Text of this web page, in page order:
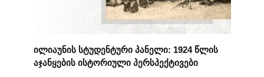
ილიაუნის სტუდენტური პანელი: 1924 წლის
აჯანყების ისტორიული პერსპექტივები